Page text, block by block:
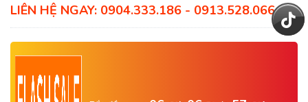
LIÊN HỆ NGAY: 0904.333.186 - 0913.528.066